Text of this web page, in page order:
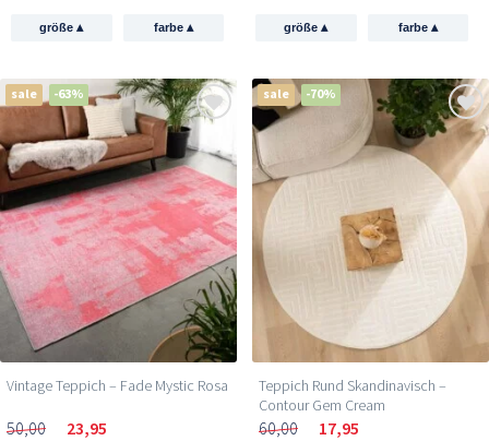
größe▴ farbe ▴ größe▴ farbe ▴
sale -63%
Vintage Teppich – Fade Mystic Rosa
50,00 23,95
sale -70%
Teppich Rund Skandinavisch –
Contour Gem Cream
60,00 17,95